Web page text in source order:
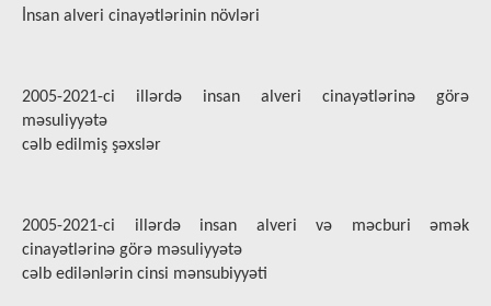
İnsan alveri cinayətlərinin növləri
2005-2021-ci illərdə insan alveri cinayətlərinə görə
məsuliyyətə
cəlb edilmiş şəxslər
2005-2021-ci illərdə insan alveri və məcburi əmək
cinayətlərinə görə məsuliyyətə
cəlb edilənlərin cinsi mənsubiyyəti